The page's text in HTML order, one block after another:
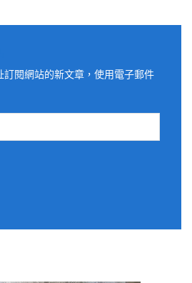
閱網站的新文章，使用電子郵件